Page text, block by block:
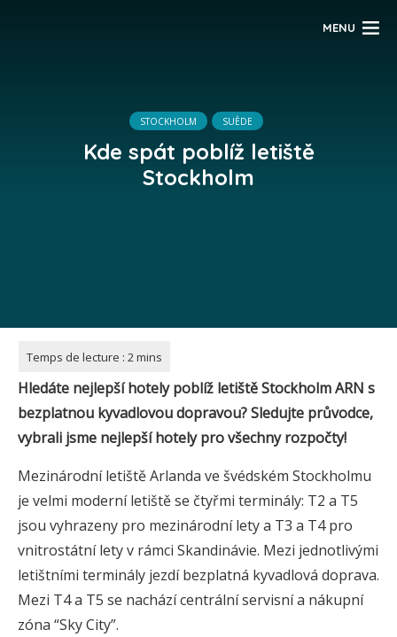
MENU
STOCKHOLM SUÈDE
Kde spát poblíž letiště
Stockholm
Hledáte nejlepší hotely poblíž letiště Stockholm ARN s
bezplatnou kyvadlovou dopravou? Sledujte průvodce,
vybrali jsme nejlepší hotely pro všechny rozpočty!
Mezinárodní letiště Arlanda ve švédském Stockholmu
je velmi moderní letiště se čtyřmi terminály: T2 a T5
jsou vyhrazeny pro mezinárodní lety a T3 a T4 pro
vnitrostátní lety v rámci Skandinávie. Mezi jednotlivými
letištními terminály jezdí bezplatná kyvadlová doprava.
Mezi T4 a T5 se nachází centrální servisní a nákupní
zóna “Sky City”.